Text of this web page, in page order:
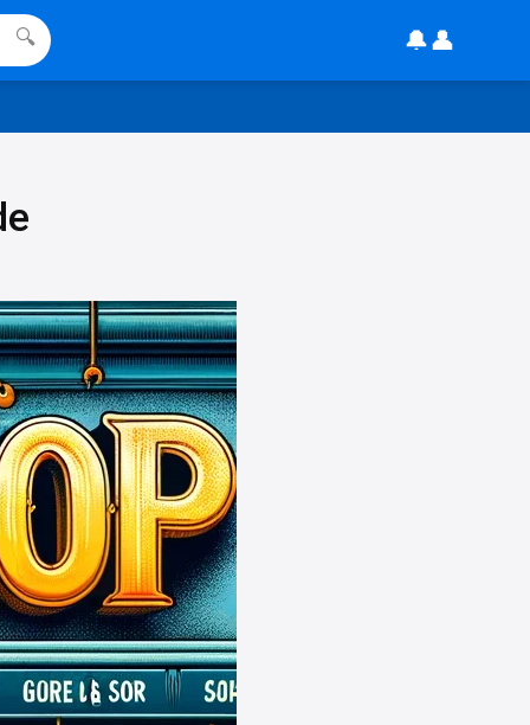
🔍 🔔👤
16:36
11:48
↩
Christian Schröder
@DE Hey, geh einfach mal auf die
Seite von Wusnchgutschein und
gebe dort den Code ein,
11:56
↩
Katalin
Hallo, ich habe ein Problem.
13:09
↩